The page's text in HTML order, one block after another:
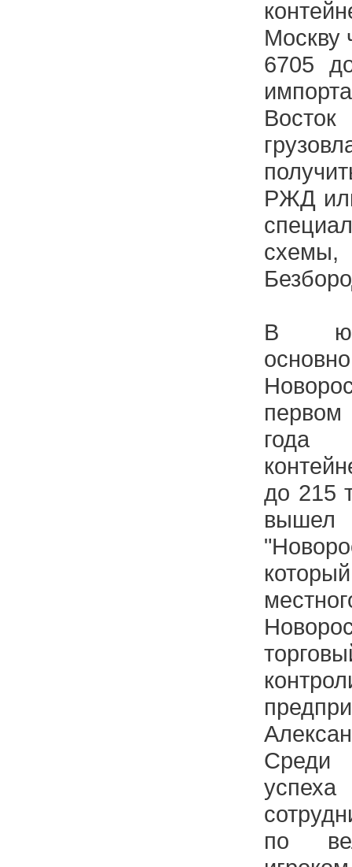
Москву
6705
РЖД
схемы,
В
года
до 215
вышел
Среди
по